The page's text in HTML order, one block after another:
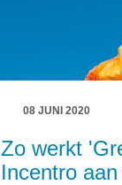
08 JUNI 2020
Zo werkt
Incentro